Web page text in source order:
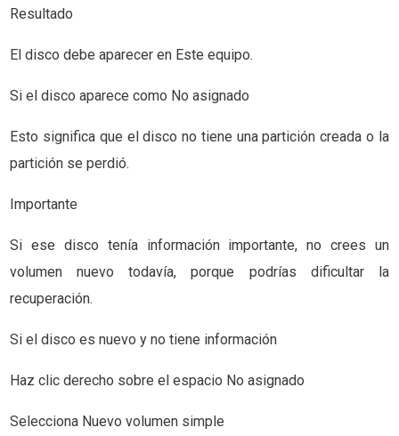
Resultado
El disco debe aparecer en Este equipo.
Si el disco aparece como No asignado
Esto significa que el disco no tiene una partición creada o la
partición se perdió.
Importante
Si ese disco tenía información importante, no crees un
volumen nuevo todavía, porque podrías dificultar la
recuperación.
Si el disco es nuevo y no tiene información
Haz clic derecho sobre el espacio No asignado
Selecciona Nuevo volumen simple